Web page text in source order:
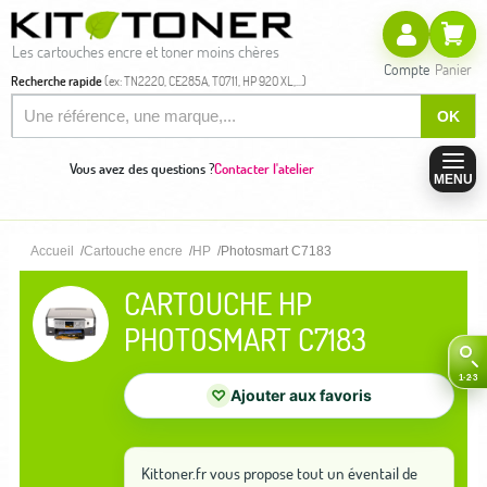
Les cartouches encre et toner moins chères
Recherche rapide(ex: TN2220, CE285A, T0711, HP 920 XL,...)
OK
Compte Panier
Vous avez des questions ?Contacter l'atelier
MENU
Accueil Cartouche encre HP Photosmart C7183
CARTOUCHE HP
PHOTOSMART C7183
♡ Ajouter aux favoris
Kittoner.fr vous propose tout un éventail de